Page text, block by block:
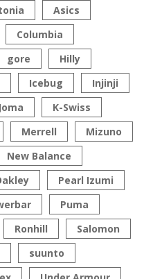
Asics
Columbia
gore
Hilly
Icebug
Injinji
Joma
K-Swiss
Merrell
Mizuno
New Balance
Pearl Izumi
Puma
Ronhill
Salomon
suunto